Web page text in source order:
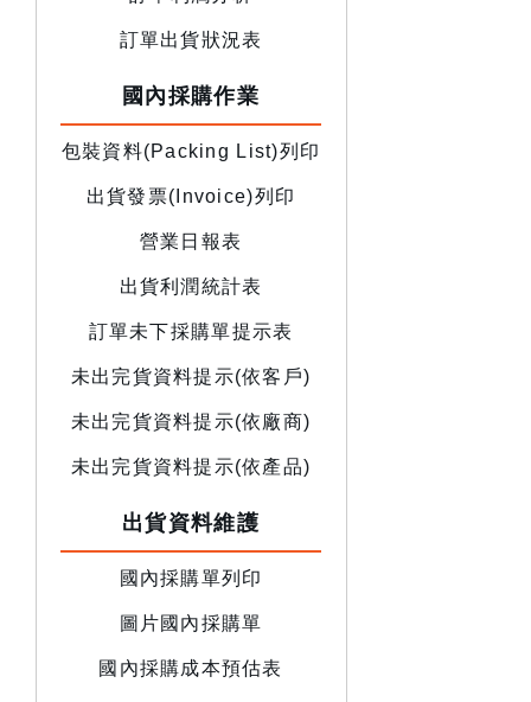
訂單出貨狀況表
國內採購作業
包裝資料(Packing List)列印
出貨發票(Invoice)列印
營業日報表
出貨利潤統計表
訂單未下採購單提示表
未出完貨資料提示(依客戶)
未出完貨資料提示(依廠商)
未出完貨資料提示(依產品)
出貨資料維護
國內採購單列印
圖片國內採購單
國內採購成本預估表